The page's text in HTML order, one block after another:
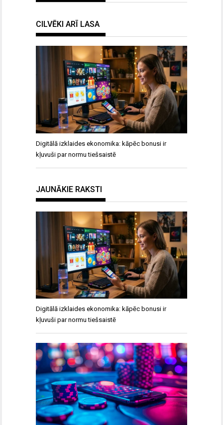
CILVĒKI ARĪ LASA
Digitālā izklaides ekonomika: kāpēc bonusi ir
kļuvuši par normu tiešsaistē
JAUNĀKIE RAKSTI
Digitālā izklaides ekonomika: kāpēc bonusi ir
kļuvuši par normu tiešsaistē